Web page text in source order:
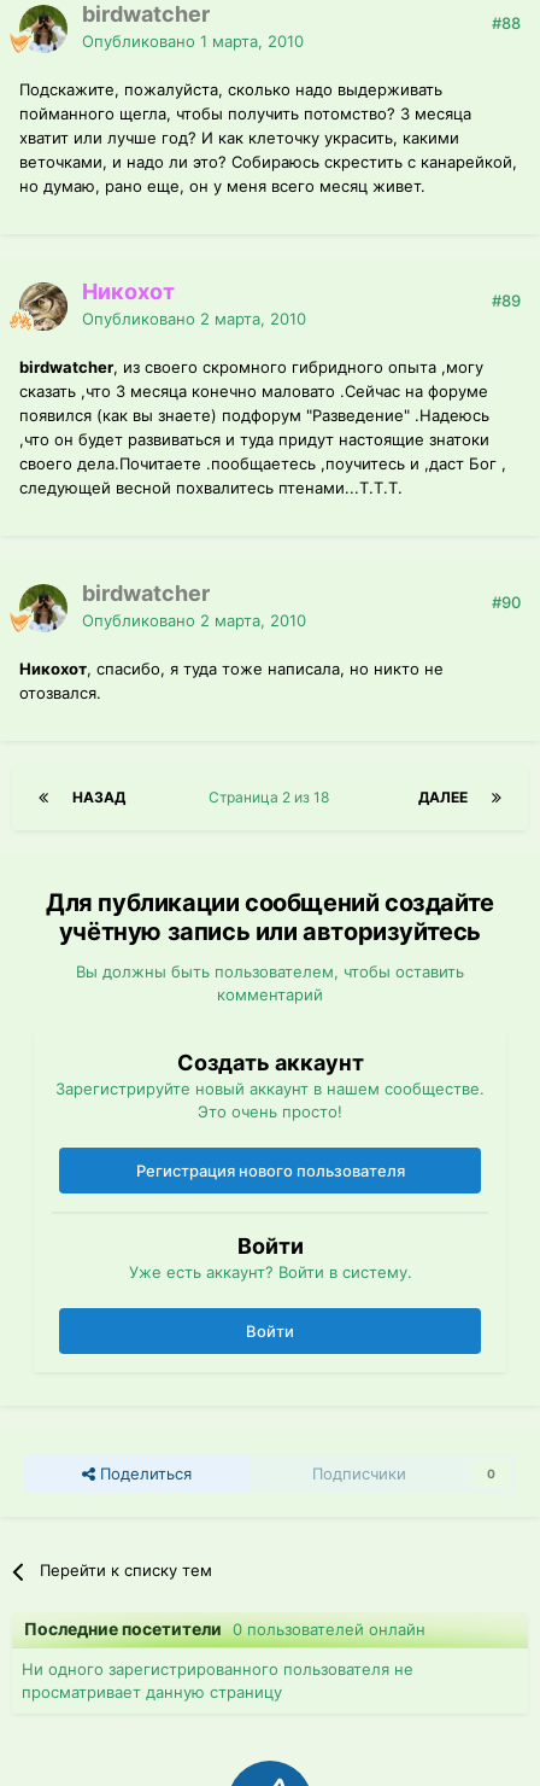
birdwatcher
Опубликовано 1 марта, 2010
#88
Подскажите, пожалуйста, сколько надо выдерживать
пойманного щегла, чтобы получить потомство? 3 месяца
хватит или лучше год? И как клеточку украсить, какими
веточками, и надо ли это? Собираюсь скрестить с канарейкой,
но думаю, рано еще, он у меня всего месяц живет.
Никохот
Опубликовано 2 марта, 2010
#89
birdwatcher, из своего скромного гибридного опыта ,могу
сказать ,что 3 месяца конечно маловато .Сейчас на форуме
появился (как вы знаете) подфорум "Разведение" .Надеюсь
,что он будет развиваться и туда придут настоящие знатоки
своего дела.Почитаете .пообщаетесь ,поучитесь и ,даст Бог ,
следующей весной похвалитесь птенами...Т.Т.Т.
birdwatcher
Опубликовано 2 марта, 2010
#90
Никохот, спасибо, я туда тоже написала, но никто не
отозвался.
НАЗАД ДАЛЕЕ
Страница 2 из 18
Для публикации сообщений создайте
учётную запись или авторизуйтесь
Вы должны быть пользователем, чтобы оставить
комментарий
Создать аккаунт
Зарегистрируйте новый аккаунт в нашем сообществе.
Это очень просто!
Регистрация нового пользователя
Войти
Уже есть аккаунт? Войти в систему.
Войти
Поделиться Подписчики 0
Перейти к списку тем
Последние посетители0 пользователей онлайн
Ни одного зарегистрированного пользователя не
просматривает данную страницу